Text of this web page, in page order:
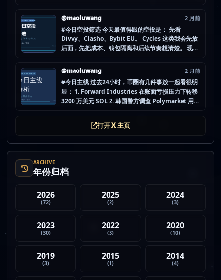
而是更像“热度是不是在回流”的样本。 这种时候最怕
把...
@maoluwang 2 月前
#今日空投筛选 今天最值得跟的空投是： 先看
Divvy、Clasho、Bybit EU。 Cycles 这类我会先放
后面，先把成本、钱包隔离和后续节奏想清楚。 现在
都没做扎实。 mao.lu/today-airdrop-selecti… #空
投项目 #...
@maoluwang 2 月前
#今日主线 过去24小时，币圈有几件事放一起看很明
显： 1. Forward Industries 在账面亏损压力下转移
3200 万美元 SOL 2. 韩国警方调查 Polymarket 用户
打开 X 主页
ARCHIVE
年份归档
2026
(72)
2025
(2)
2024
(3)
2023
(30)
2022
(3)
2020
(10)
2019
(3)
2015
(1)
2014
(4)